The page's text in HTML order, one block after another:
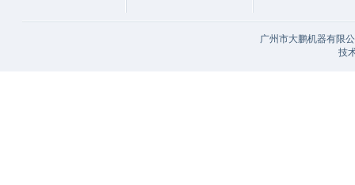
广州市大鹏机器有限
技